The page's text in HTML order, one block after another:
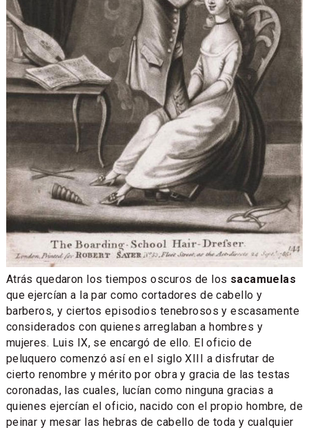
Atrás quedaron los tiempos oscuros de los sacamuelas
que ejercían a la par como cortadores de cabello y
barberos, y ciertos episodios tenebrosos y escasamente
considerados con quienes arreglaban a hombres y
mujeres. Luis IX, se encargó de ello. El oficio de
peluquero comenzó así en el siglo XIII a disfrutar de
cierto renombre y mérito por obra y gracia de las testas
coronadas, las cuales, lucían como ninguna gracias a
quienes ejercían el oficio, nacido con el propio hombre, de
peinar y mesar las hebras de cabello de toda y cualquier